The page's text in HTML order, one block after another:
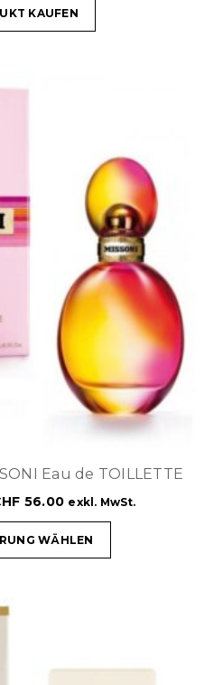
KAUFEN
Eau de TOILLETTE
56.00 exkl. MwSt.
WÄHLEN